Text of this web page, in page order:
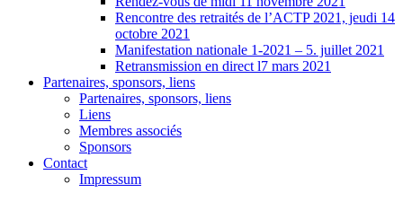
Rencontre des retraités de l’ACTP 2021, jeudi 14
octobre 2021
Manifestation nationale 1-2021 – 5. juillet 2021
Retransmission en direct l7 mars 2021
Partenaires, sponsors, liens
Partenaires, sponsors, liens
Liens
Membres associés
Sponsors
Contact
Impressum